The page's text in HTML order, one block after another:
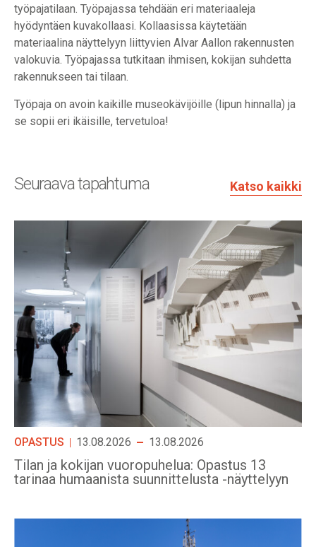
työpajatilaan. Työpajassa tehdään eri materiaaleja
hyödyntäen kuvakollaasi. Kollaasissa käytetään
materiaalina näyttelyyn liittyvien Alvar Aallon rakennusten
valokuvia. Työpajassa tutkitaan ihmisen, kokijan suhdetta
rakennukseen tai tilaan.
Työpaja on avoin kaikille museokävijöille (lipun hinnalla) ja
se sopii eri ikäisille, tervetuloa!
Seuraava tapahtuma Katso kaikki
OPASTUS 13.08.2026 13.08.2026
Tilan ja kokijan vuoropuhelua: Opastus 13
tarinaa humaanista suunnittelusta -näyttelyyn